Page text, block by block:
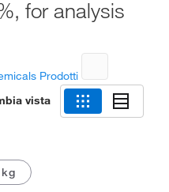
for analysis
Prodotti
vista